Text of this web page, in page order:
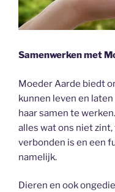
Samenwerken met
Moeder Aarde biedt
kunnen leven en
haar samen te
alles wat ons niet
verbonden is en een
namelijk.
Dieren en ook